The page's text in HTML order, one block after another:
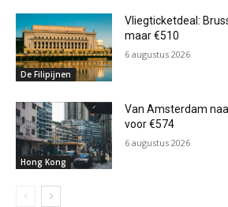
De Filipijnen
Vliegticketdeal:
maar €510
6 augustus 2026
Hong Kong
Van Amsterdam
voor €574
6 augustus 2026